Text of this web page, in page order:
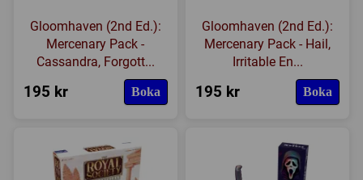
Gloomhaven (2nd Ed.):
Mercenary Pack -
Cassandra, Forgott...
195 kr Boka
Gloomhaven (2nd Ed.):
Mercenary Pack - Hail,
Irritable En...
195 kr Boka